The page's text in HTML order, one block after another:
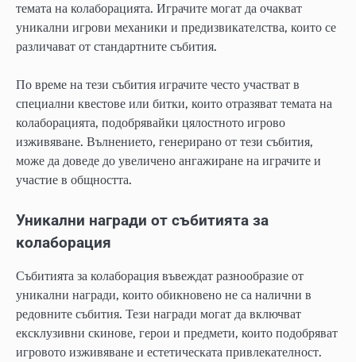
темата на колаборацията. Играчите могат да очакват
уникални игрови механики и предизвикателства, които се
различават от стандартните събития.
По време на тези събития играчите често участват в
специални квестове или битки, които отразяват темата на
колаборацията, подобрявайки цялостното игрово
изживяване. Вълнението, генерирано от тези събития,
може да доведе до увеличено ангажиране на играчите и
участие в общността.
Уникални награди от събитията за
колаборация
Събитията за колаборация въвеждат разнообразие от
уникални награди, които обикновено не са налични в
редовните събития. Тези награди могат да включват
ексклузивни скинове, герои и предмети, които подобряват
игровото изживяване и естетическата привлекателност.